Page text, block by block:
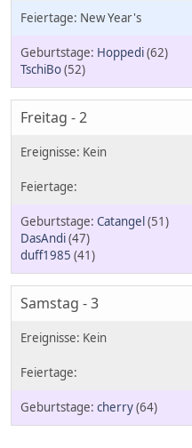
New Year's
Hoppedi(62)
TschiBo(52)
Freitag - 2
Catangel(51)
DasAndi(47)
duff1985 (41)
Samstag - 3
cherry(64)